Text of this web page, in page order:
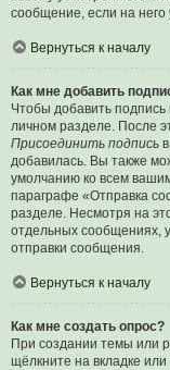
сообщение, если на него
Вернуться к началу
Как мне добавить
Чтобы добавить
личном разделе. После
Присоединить подпись
добавилась. Вы также
умолчанию ко всем
параграфе «Отправка
разделе. Несмотря на
отдельных сообщениях,
отправки сообщения.
Вернуться к началу
Как мне создать опрос?
При создании темы или
щёлкните на вкладке